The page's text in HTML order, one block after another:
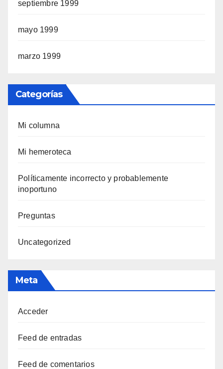
septiembre 1999
mayo 1999
marzo 1999
Categorías
Mi columna
Mi hemeroteca
Polí­ticamente incorrecto y probablemente
inoportuno
Preguntas
Uncategorized
Meta
Acceder
Feed de entradas
Feed de comentarios